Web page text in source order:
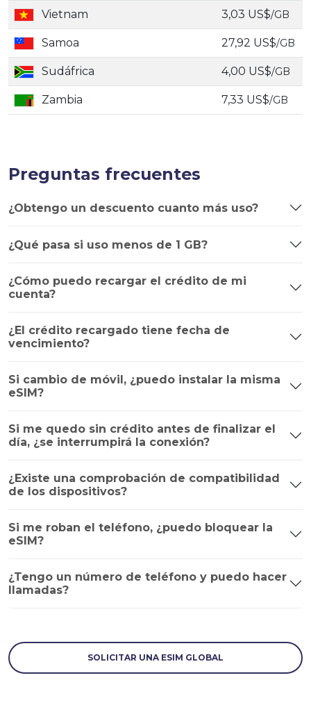
Vietnam 3,03 US$/GB
Samoa 27,92 US$/GB
Sudáfrica 4,00 US$/GB
Zambia 7,33 US$/GB
Preguntas frecuentes
¿Obtengo un descuento cuanto más uso?
¿Qué pasa si uso menos de 1 GB?
¿Cómo puedo recargar el crédito de mi
cuenta?
¿El crédito recargado tiene fecha de
vencimiento?
Si cambio de móvil, ¿puedo instalar la misma
eSIM?
Si me quedo sin crédito antes de finalizar el
día, ¿se interrumpirá la conexión?
¿Existe una comprobación de compatibilidad
de los dispositivos?
Si me roban el teléfono, ¿puedo bloquear la
eSIM?
¿Tengo un número de teléfono y puedo hacer
llamadas?
SOLICITAR UNA ESIM GLOBAL